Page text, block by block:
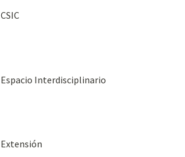
CSIC
Espacio Interdisciplinario
Extensión